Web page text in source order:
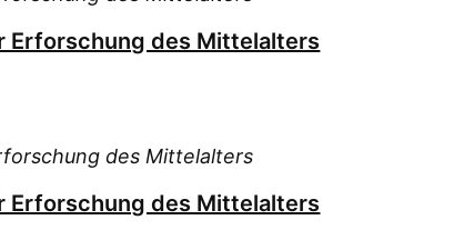
Erforschung des Mittelalters
des Mittelalters
Erforschung des Mittelalters